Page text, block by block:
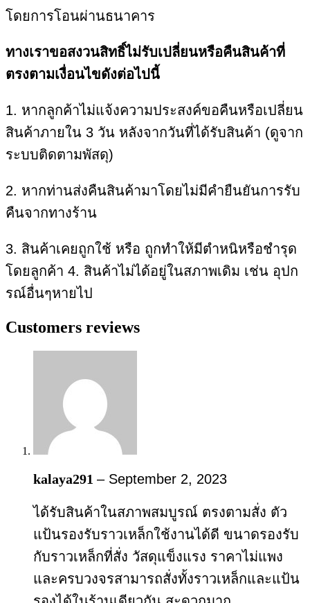
โดยการโอนผ่านธนาคาร
ทางเราขอสงวนสิทธิ์ไม่รับเปลี่ยนหรือคืนสินค้าที่
ตรงตามเงื่อนไขดังต่อไปนี้
1. หากลูกค้าไม่แจ้งความประสงค์ขอคืนหรือเปลี่ยน
สินค้าภายใน 3 วัน หลังจากวันที่ได้รับสินค้า (ดูจาก
ระบบติดตามพัสดุ)
2. หากท่านส่งคืนสินค้ามาโดยไม่มีคำยืนยันการรับ
คืนจากทางร้าน
3. สินค้าเคยถูกใช้ หรือ ถูกทำให้มีตำหนิหรือชำรุด
โดยลูกค้า 4. สินค้าไม่ได้อยู่ในสภาพเดิม เช่น อุปก
รณ์อื่นๆหายไป
Customers reviews
kalaya291 – September 2, 2023
ได้รับสินค้าในสภาพสมบูรณ์ ตรงตามสั่ง ตัว
แป้นรองรับราวเหล็กใช้งานได้ดี ขนาดรองรับ
กับราวเหล็กที่สั่ง วัสดุแข็งแรง ราคาไม่แพง
และครบวงจรสามารถสั่งทั้งราวเหล็กและแป้น